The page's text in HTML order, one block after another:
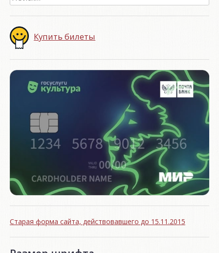
Купить билеты
Старая форма сайта, действовавшего до 15.11.2015